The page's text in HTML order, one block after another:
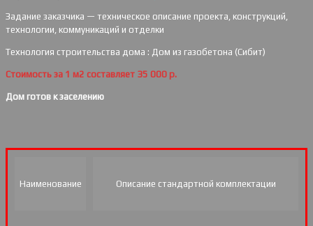
Задание заказчика — техническое описание проекта, конструкций,
технологии, коммуникаций и отделки
Технология строительства дома : Дом из газобетона (Сибит)
Стоимость за 1 м2 составляет 35 000 р.
Дом готов к заселению
Наименование Описание стандартной комплектации